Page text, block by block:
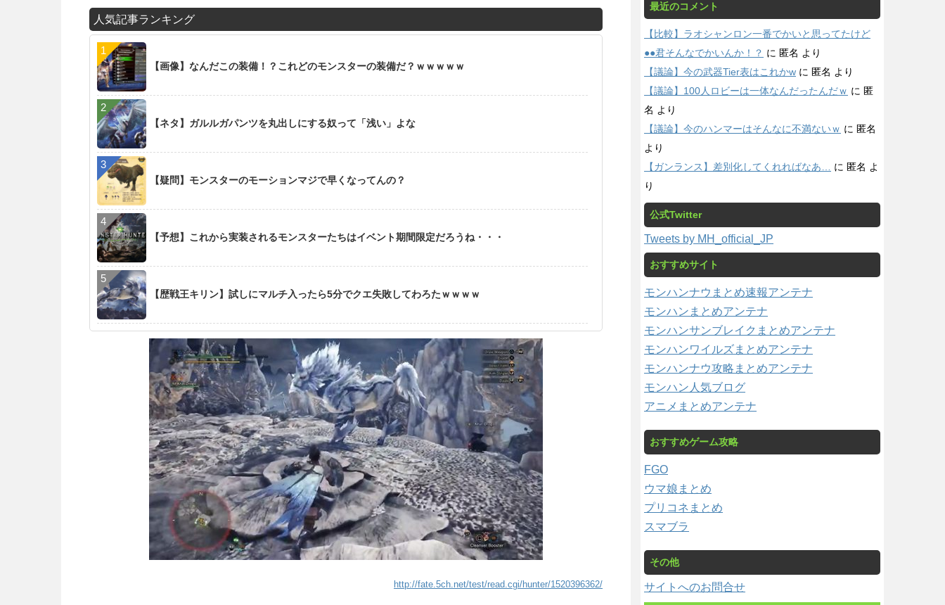
人気記事ランキング
【画像】なんだこの装備！？これどのモンスターの装備だ？ｗｗｗｗｗ
【ネタ】ガルルガパンツを丸出しにする奴って「浅い」よな
【疑問】モンスターのモーションマジで早くなってんの？
【予想】これから実装されるモンスターたちはイベント期間限定だろうね・・・
【歴戦王キリン】試しにマルチ入ったら5分でクエ失敗してわろたｗｗｗｗ
http://fate.5ch.net/test/read.cgi/hunter/1520396362/
最近のコメント
【比較】ラオシャンロン一番でかいと思ってたけど
●●君そんなでかいんか！？ に 匿名 より
【議論】今の武器Tier表はこれかw に 匿名 より
【議論】100人ロビーは一体なんだったんだｗ に 匿
名 より
【議論】今のハンマーはそんなに不満ないｗ に 匿名
より
【ガンランス】差別化してくれればなあ…
に 匿名 よ
り
公式Twitter
Tweets by MH_official_JP
おすすめサイト
モンハンナウまとめ速報アンテナ
モンハンまとめアンテナ
モンハンサンブレイクまとめアンテナ
モンハンワイルズまとめアンテナ
モンハンナウ攻略まとめアンテナ
モンハン人気ブログ
アニメまとめアンテナ
おすすめゲーム攻略
FGO
ウマ娘まとめ
プリコネまとめ
スマブラ
その他
サイトへのお問合せ